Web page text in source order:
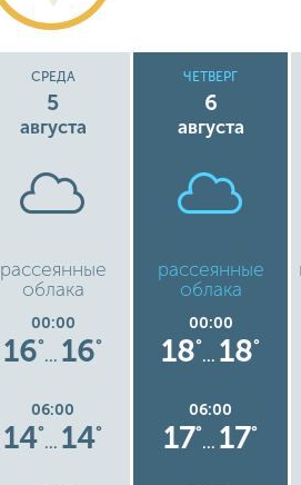
СРЕДА
5
августа
рассеянные
облака
00:00
16°
… 16°
06:00
14°
… 14°
ЧЕТВЕРГ
6
августа
рассеянные
облака
00:00
18°
… 18°
06:00
17°
… 17°